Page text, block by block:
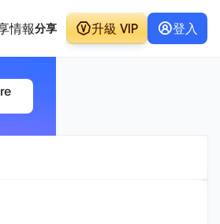
情報分享 升級 VIP 登入